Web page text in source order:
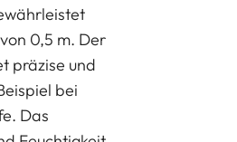
0,5 m. Der
präzise und
bei
Das